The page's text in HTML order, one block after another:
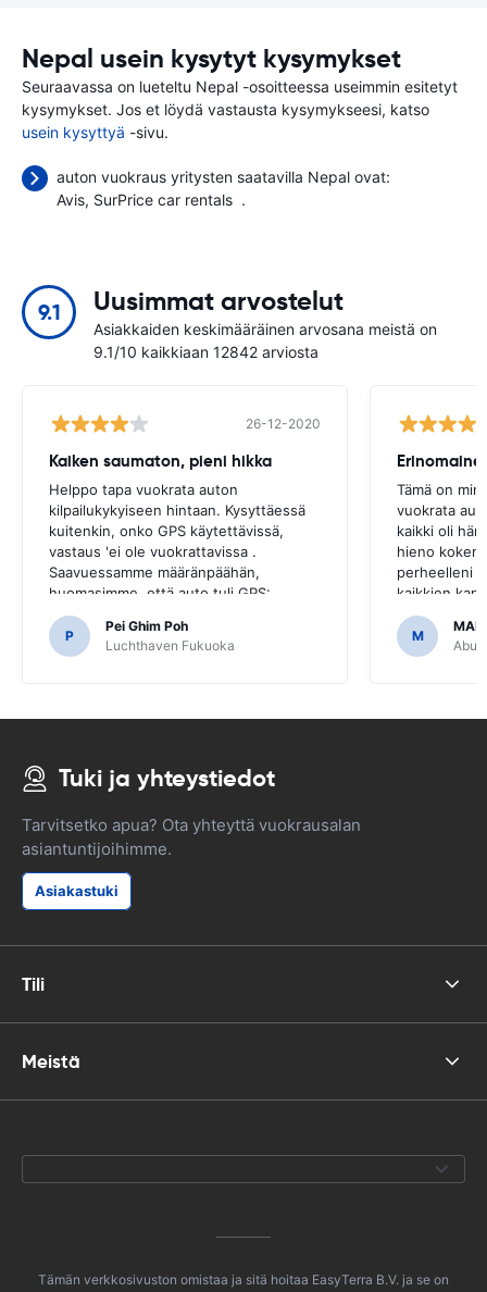
Nepal usein kysytyt kysymykset
Seuraavassa on lueteltu Nepal -osoitteessa useimmin esitetyt
kysymykset. Jos et löydä vastausta kysymykseesi, katso
usein kysyttyä -sivu.
auton vuokraus yritysten saatavilla Nepal ovat:
Avis SurPrice car rentals .
9.1 Uusimmat arvostelut
Asiakkaiden keskimääräinen arvosana meistä on
9.1/10 kaikkiaan 12842 arviosta
26-12-2020
Kaiken saumaton, pieni hikka
Helppo tapa vuokrata auton
kilpailukykyiseen hintaan. Kysyttäessä
kuitenkin, onko GPS käytettävissä,
vastaus 'ei ole vuokrattavissa .
Saavuessamme määränpäähän,
huomasimme, että auto tuli GPS:
llä.Olisi ollut kauheaa, jos olisimme
päättäneet ostaa GPS, koska se oli
välttämätöntä liikkua japanilaisilla teillä.
P
Pei Ghim Poh
Luchthaven Fukuoka
Tämä on
vuokrata
kaikki oli
hieno
perheelleni
kaikkien
M
Abu
Tuki ja yhteystiedot
Tarvitsetko apua? Ota yhteyttä vuokrausalan
asiantuntijoihimme.
Asiakastuki
Tili
Meistä
Tämän verkkosivuston omistaa ja sitä hoitaa EasyTerra B.V. ja se on